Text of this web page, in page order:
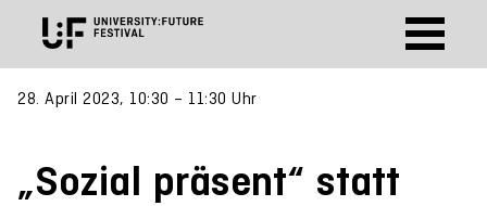
28. April 2023, 10:30 – 11:30 Uhr
„Sozial präsent“ statt